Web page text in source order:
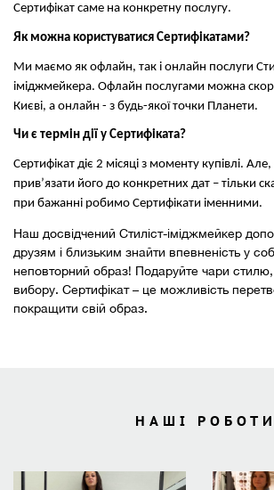
Сертифікат саме на конкретну послугу.
Як можна користуватися Сертифікатами?
Ми маємо як офлайн, так і онлайн послуги
іміджмейкера. Офлайн послугами можна
Києві, а онлайн - з будь-якої точки Планети.
Чи є термін дії у Сертифіката?
Сертифікат діє 2 місяці з моменту купівлі.
прив’язати його до конкретних дат – тільки
при бажанні робимо Сертифікати іменними.
Наш досвідчений Стиліст-іміджмейкер
друзям і близьким знайти впевненість у
неповторний образ! Подаруйте чари
вибору. Сертифікат – це можливість
покращити свій образ.
НАШІ РОБОТИ